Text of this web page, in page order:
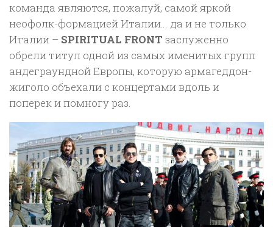
команда являются, пожалуй, самой яркой
неофолк-формацией Италии… да и не только
Италии – SPIRITUAL FRONT заслуженно
обрели титул одной из самых именитых групп
андеграундной Европы, которую армагеддон-
жиголо объехали с концертами вдоль и
поперек и помногу раз.